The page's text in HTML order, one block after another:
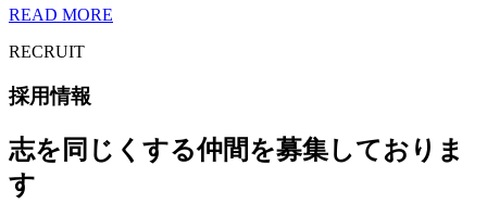
READ MORE
RECRUIT
採用情報
志を同じくする仲間を募集しておりま
す